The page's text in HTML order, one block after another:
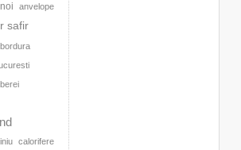
anvelope
safir
bordura
calorifere